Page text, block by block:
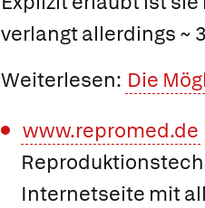
verlangt allerdings ~
Weiterlesen: Die
www.repromed.de
Internetseite mit